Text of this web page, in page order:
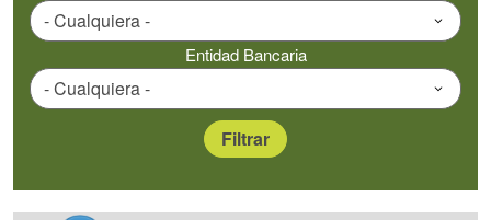
Entidad Bancaria